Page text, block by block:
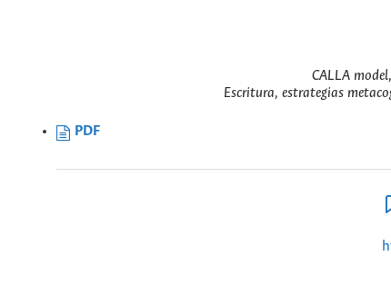
CALLA
Escritura, estrategias
PDF